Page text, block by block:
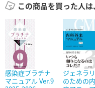
この商品を買った人は
感染症プラチナ
マニュアル Ver.9
ジェネラ
のための